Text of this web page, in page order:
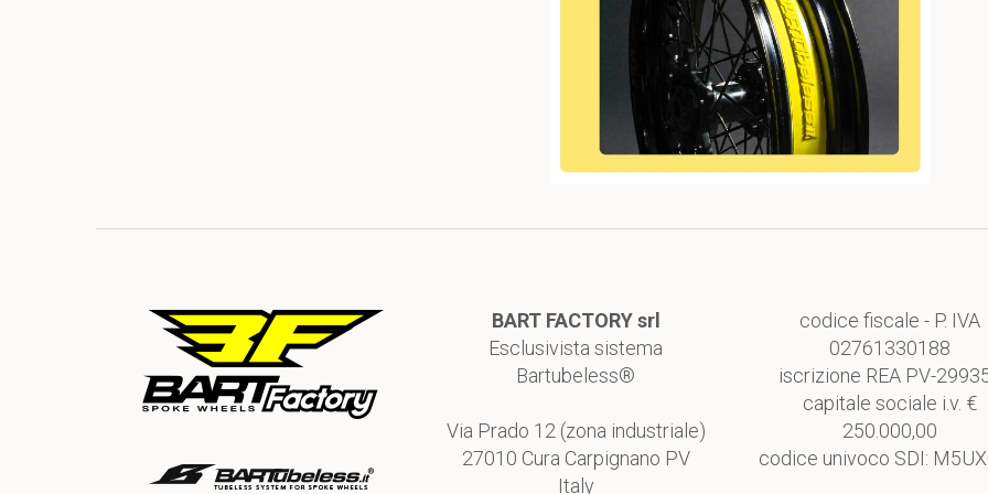
BART FACTORY srl
Esclusivista sistema
Bartubeless®
Via Prado 12 (zona industriale)
27010 Cura Carpignano PV
Italy
codice fiscale - P. IVA
02761330188
iscrizione REA PV-
capitale sociale i.v. €
250.000,00
codice univoco SDI: